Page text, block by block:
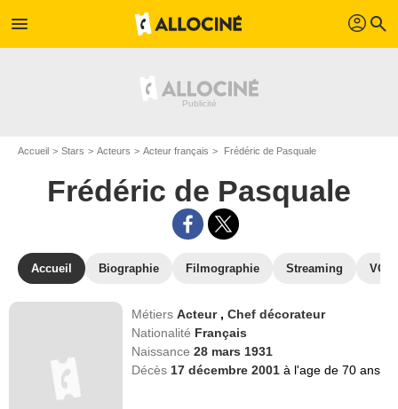
menu profil search
Accueil Stars Acteurs Acteur français Frédéric de Pasquale
Frédéric de Pasquale
Accueil Biographie Filmographie Streaming
MétiersActeur ,Chef décorateur
Nationalité Français
Naissance28 mars 1931
Décès 17 décembre 2001à l'age de 70 ans